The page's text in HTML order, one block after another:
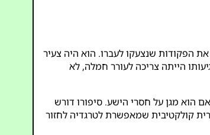
הפקודות שנצעקו לעברו. הוא היה צעיר
הייתה צריכה לעורר חמלה, לא
הוא מגן על חסרי הישע. סיפורו דורש
קולקטיבית שמאפשרת לטרגדיה לחזור